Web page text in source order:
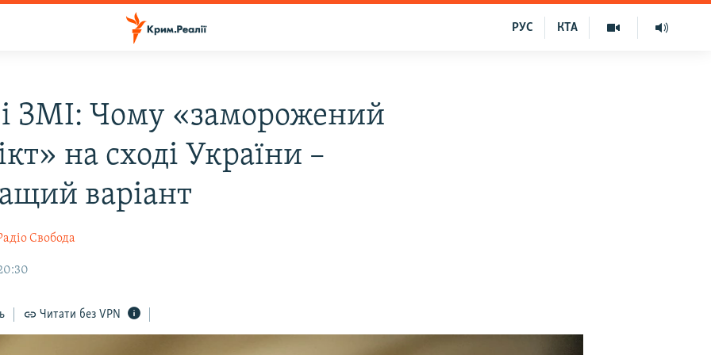
КТА
РУС
ЗМІ: Чому «заморожений
на сході України –
варіант
Свобода
Читати без VPN